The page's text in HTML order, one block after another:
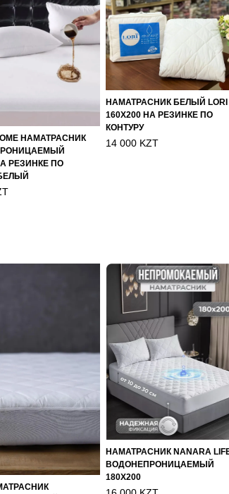
НАМАТРАСНИК
РЕЗИНКЕ ПО
НАМАТРАСНИК БЕЛЫЙ LORI
160Х200 НА РЕЗИНКЕ ПО
КОНТУРУ
14 000 KZT
НАМАТРАСНИК NANARA
ВОДОНЕПРОНИЦАЕМЫЙ
180Х200